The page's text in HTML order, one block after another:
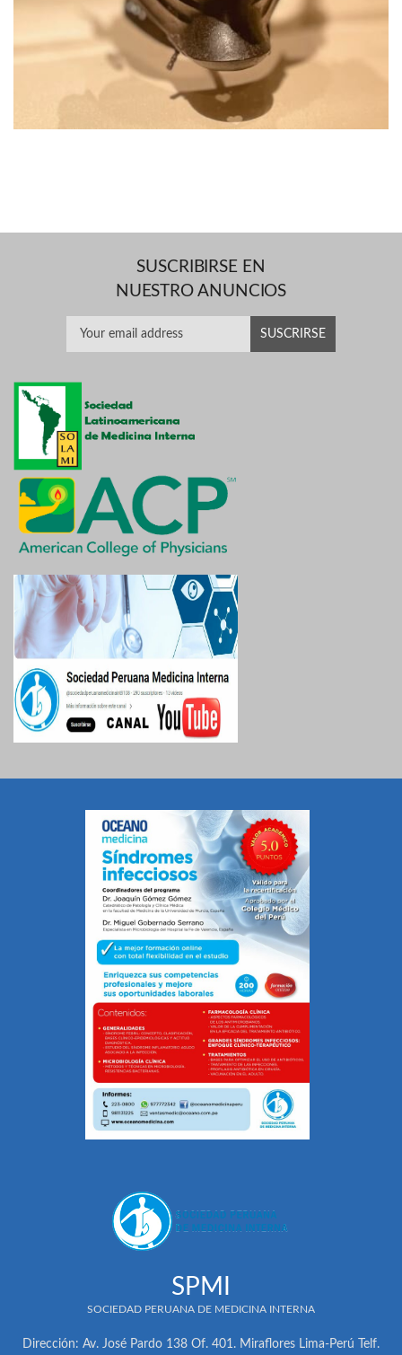
SUSCRIBIRSE EN
NUESTRO ANUNCIOS
SPMI
SOCIEDAD PERUANA DE MEDICINA INTERNA
Dirección: Av. José Pardo 138 Of. 401. Miraflores Lima-Perú Telf.